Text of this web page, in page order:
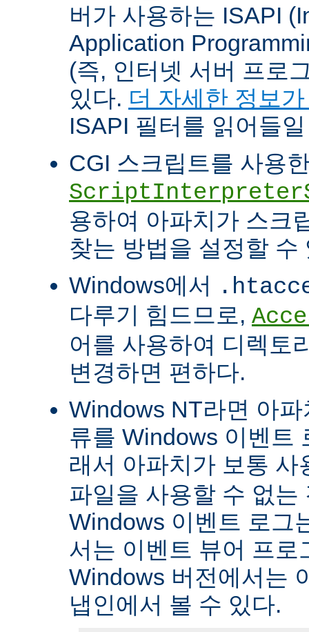
버가 사용하는 ISAPI
Application
(즉, 인터넷 서버 프로
있다. 더 자세한 정보
ISAPI 필터를 읽어들
CGI 스크립트를 사용
용하여 아파치가 스크
찾는 방법을 설정할 수
Windows에서
다루기 힘드므로,
어를 사용하여 디렉토
변경하면 편하다.
Windows NT라면 아
류를 Windows 이벤트
래서 아파치가 보통
파일을 사용할 수 없는
Windows 이벤트 로그
서는 이벤트 뷰어 프로
Windows 버전에서는
냅인에서 볼 수 있다.